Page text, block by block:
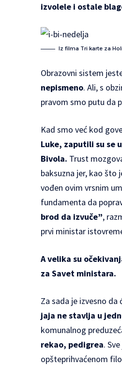
izvolele i ostale
Iz filma Tri karte za
Obrazovni sistem
nepismeno. Ali, s
pravom smo putu da
Kad smo već kod
Luke, zaputili su se
Bivola. Trust
baksuzna jer, kao što
vođen ovim vrsnim
fundamenta da
brod da izvuče”,
prvi ministar
A velika su
za Savet ministara.
Za sada je izvesno
jaja ne stavlja u
komunalnog
rekao, pedigrea.
opšteprihvaćenom